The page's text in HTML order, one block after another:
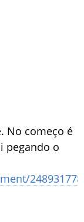
No começo é
pegando o